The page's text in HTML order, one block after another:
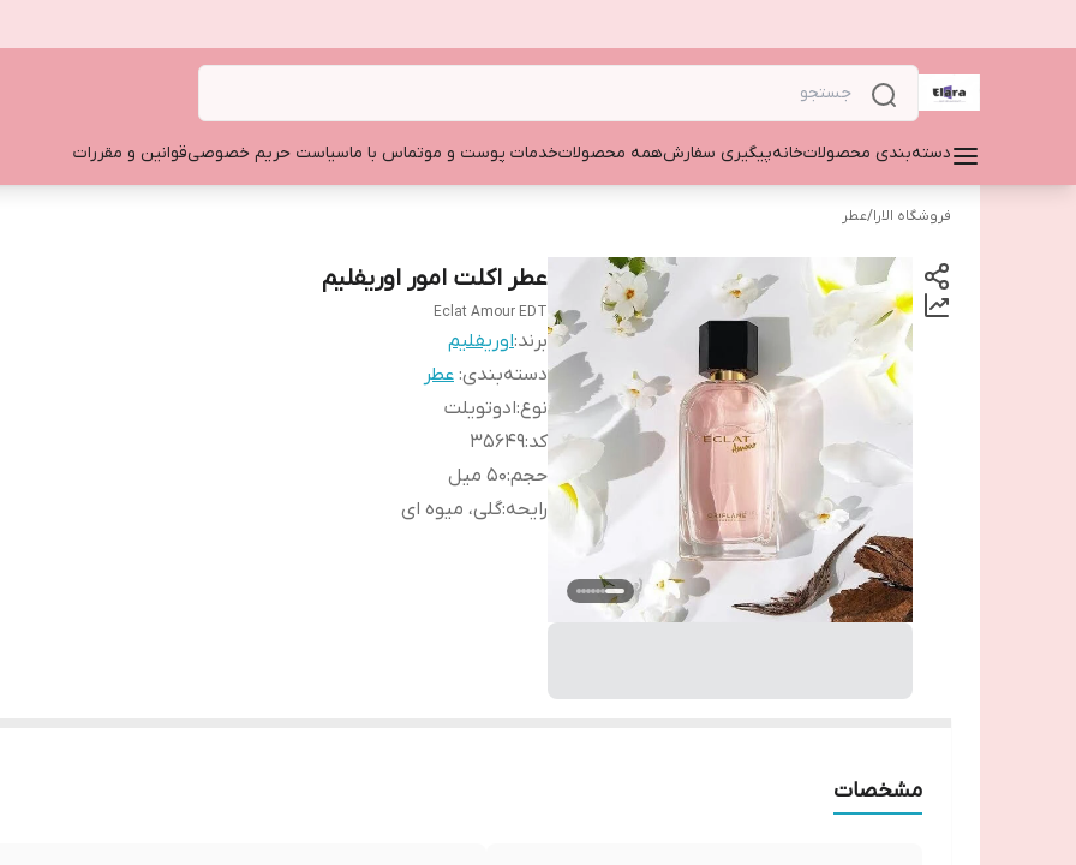
دسته‌بندی محصولاتخانهپیگیری سفارشهمه محصولاتخدمات پوست و موتماس با ماسیاست حریم خصوصیقوانین و مقررات
فروشگاه الارا/عطر
عطر اکلت امور اوریفلیم
Eclat Amour EDT
برند:اوریفلیم
دسته‌بندی: عطر
نوع:ادوتویلت
کد:۳۵۶۴۹
حجم:۵۰ میل
رایحه:گلی، میوه ای
مشخصات